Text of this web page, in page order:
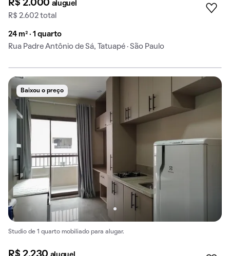
R$ 2.000 aluguel
R$ 2.602 total
24 m² · 1 quarto
Rua Padre Antônio de Sá, Tatuapé · São Paulo
Baixou o preço
Studio de 1 quarto mobiliado para alugar.